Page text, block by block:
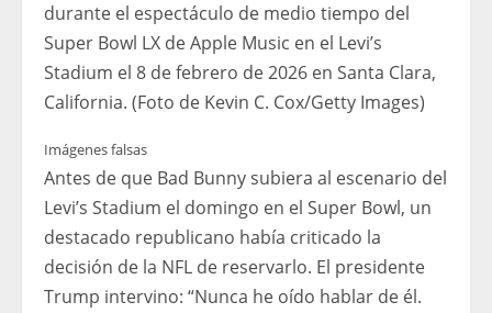
durante el espectáculo de medio tiempo del
Super Bowl LX de Apple Music en el Levi’s
Stadium el 8 de febrero de 2026 en Santa Clara,
California. (Foto de Kevin C. Cox/Getty Images)
Imágenes falsas
Antes de que Bad Bunny subiera al escenario del
Levi’s Stadium el domingo en el Super Bowl, un
destacado republicano había criticado la
decisión de la NFL de reservarlo. El presidente
Trump intervino: “Nunca he oído hablar de él.